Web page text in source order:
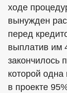
ходе
вынужден
перед
выплатив им
закончилось
которой
в проекте